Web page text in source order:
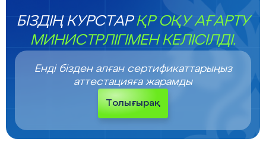
БІЗДІҢ КУРСТАРҚР ОҚУ АҒАРТУ
МИНИСТРЛІГІМЕН КЕЛІСІЛДІ.
Енді бізден алған сертификаттарыңыз
аттестацияға жарамды
Толығырақ